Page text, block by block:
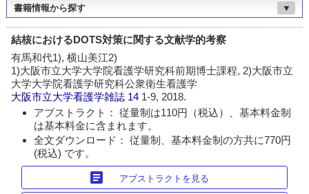
書籍情報から探す ▼
結核におけるDOTS対策に関する文献学的考察
有馬和代1), 横山美江2)
1)大阪市立大学大学院看護学研究科前期博士課程, 2)大阪市立
大学大学院看護学研究科公衆衛生看護学
大阪市立大学看護学雑誌 14 1-9, 2018.
アブストラクト： 従量制は110円（税込）、基本料金制
は基本料金に含まれます。
全文ダウンロード： 従量制、基本料金制の方共に770円
(税込) です。
article アブストラクトを見る